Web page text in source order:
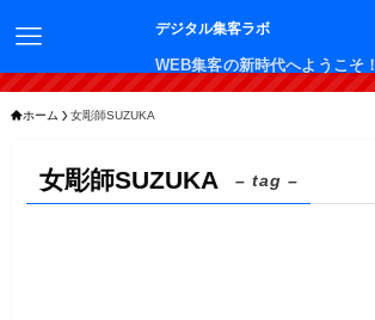
デジタル集客ラボ
WEB集客の新時代へようこそ！
ホーム 女彫師SUZUKA
女彫師SUZUKA – tag –